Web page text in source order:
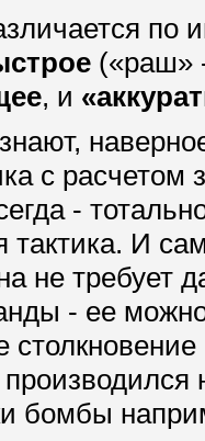
по
(«раш»
, и
с расчетом
-
тактика. И
не
- ее
бомбы